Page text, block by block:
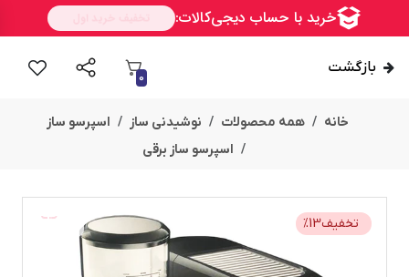
بازگشت
0
خانه همه محصولات نوشیدنی ساز
اسپرسو ساز
اسپرسو ساز برقی
امــــــــن
تخفیف %13